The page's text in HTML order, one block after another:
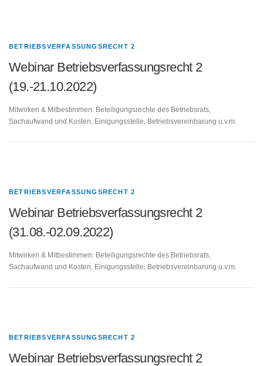
BETRIEBSVERFASSUNGSRECHT 2
Webinar Betriebsverfassungsrecht 2
(19.-21.10.2022)
Mitwirken & Mitbestimmen: Beteiligungsrechte des Betriebsrats,
Sachaufwand und Kosten, Einigungsstelle, Betriebsvereinbarung u.v.m.
BETRIEBSVERFASSUNGSRECHT 2
Webinar Betriebsverfassungsrecht 2
(31.08.-02.09.2022)
Mitwirken & Mitbestimmen: Beteiligungsrechte des Betriebsrats,
Sachaufwand und Kosten, Einigungsstelle, Betriebsvereinbarung u.v.m.
BETRIEBSVERFASSUNGSRECHT 2
Webinar Betriebsverfassungsrecht 2